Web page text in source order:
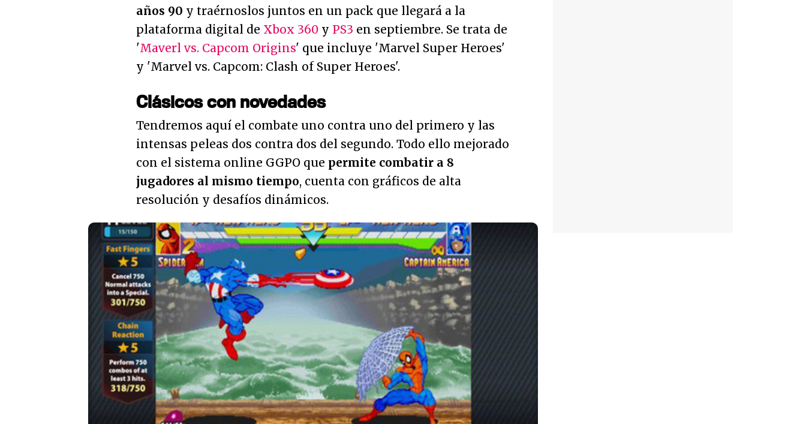
años 90 y traérnoslos juntos en un pack que llegará a la
plataforma digital de Xbox 360 y PS3 en septiembre. Se trata de
'Maverl vs. Capcom Origins' que incluye 'Marvel Super Heroes'
y 'Marvel vs. Capcom: Clash of Super Heroes'.
Clásicos con novedades
Tendremos aquí el combate uno contra uno del primero y las
intensas peleas dos contra dos del segundo. Todo ello mejorado
con el sistema online GGPO que permite combatir a 8
jugadores al mismo tiempo, cuenta con gráficos de alta
resolución y desafíos dinámicos.